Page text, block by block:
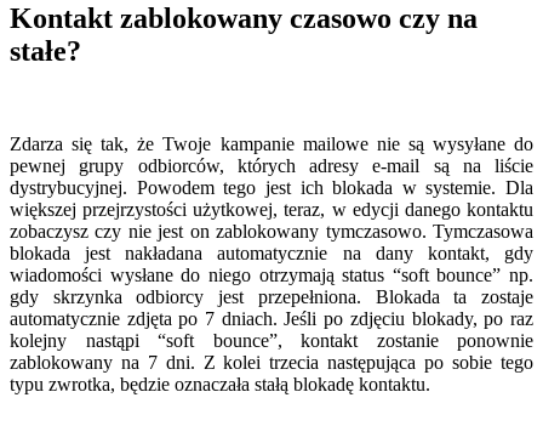
Kontakt zablokowany czasowo czy na
stałe?
Zdarza się tak, że Twoje kampanie mailowe nie są wysyłane do
pewnej grupy odbiorców, których adresy e-mail są na liście
dystrybucyjnej. Powodem tego jest ich blokada w systemie. Dla
większej przejrzystości użytkowej, teraz, w edycji danego kontaktu
zobaczysz czy nie jest on zablokowany tymczasowo. Tymczasowa
blokada jest nakładana automatycznie na dany kontakt, gdy
wiadomości wysłane do niego otrzymają status “soft bounce” np.
gdy skrzynka odbiorcy jest przepełniona. Blokada ta zostaje
automatycznie zdjęta po 7 dniach. Jeśli po zdjęciu blokady, po raz
kolejny nastąpi “soft bounce”, kontakt zostanie ponownie
zablokowany na 7 dni. Z kolei trzecia następująca po sobie tego
typu zwrotka, będzie oznaczała stałą blokadę kontaktu.